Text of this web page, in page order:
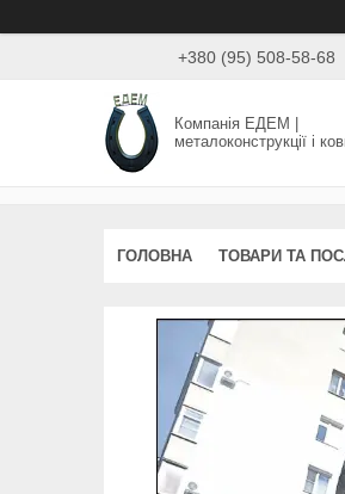
+380 (95) 508-58-68
Компанія ЕДЕМ |
металоконструкції і
ГОЛОВНА ТОВАРИ ТА